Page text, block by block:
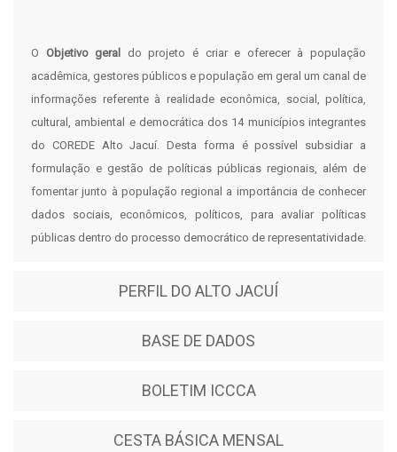
O Objetivo geral
do projeto é criar e oferecer à população
acadêmica, gestores públicos e população em geral um canal de
informações referente à realidade econômica, social, política,
cultural, ambiental e democrática dos 14 municípios integrantes
do COREDE Alto Jacuí. Desta forma é possível subsidiar a
formulação e gestão de políticas públicas regionais, além de
fomentar junto à população regional a importância de conhecer
dados sociais, econômicos, políticos, para avaliar políticas
públicas dentro do processo democrático de representatividade.
PERFIL DO ALTO JACUÍ
BASE DE DADOS
BOLETIM ICCCA
CESTA BÁSICA MENSAL